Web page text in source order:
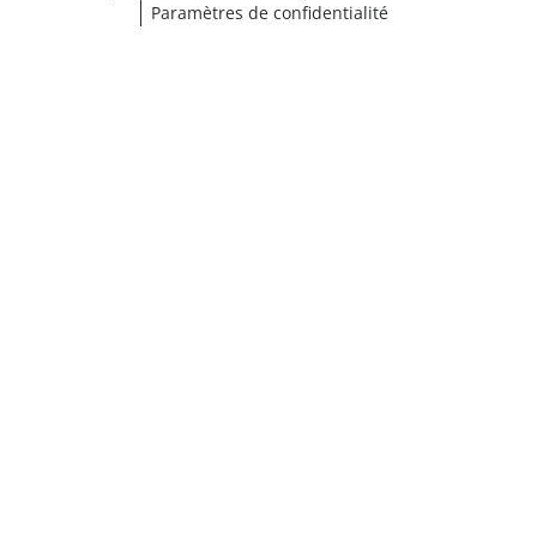
Paramètres de confidentialité